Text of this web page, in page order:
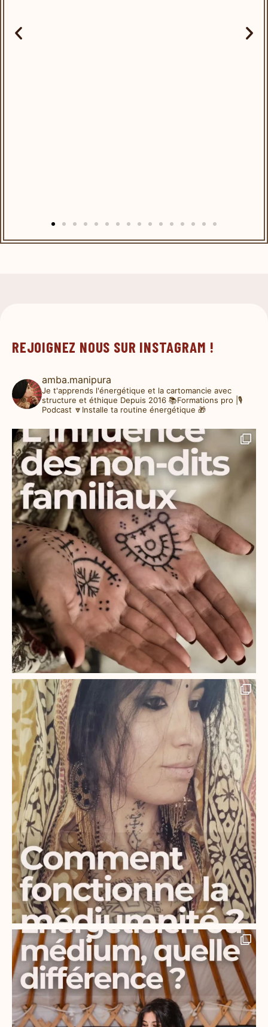
REJOIGNEZ NOUS SUR INSTAGRAM !
amba.manipura
Je t'apprends l'énergétique et la cartomancie avec
structure et éthique Depuis 2016 📚Formations pro |🎙️
Podcast 🔽Installe ta routine énergétique 🎁